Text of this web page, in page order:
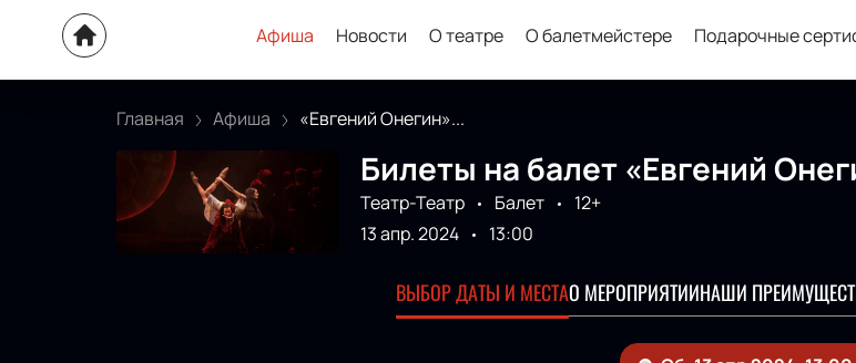
Афиша Новости О театре О балетмейстере Подарочные
Главная Афиша «Евгений Онегин»...
Билеты на балет «Евгений
Театр-Театр Балет
12+
13 апр. 2024
13:00
ВЫБОР ДАТЫ И МЕСТАО МЕРОПРИЯТИИНАШИ